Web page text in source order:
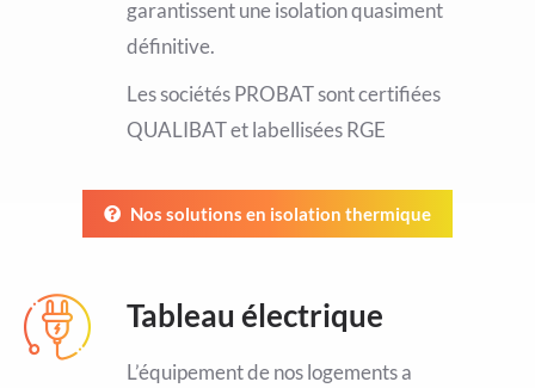
garantissent une isolation quasiment
définitive.
Les sociétés PROBAT sont certifiées
QUALIBAT et labellisées RGE
Nos solutions en isolation thermique
Tableau électrique
L’équipement de nos logements a